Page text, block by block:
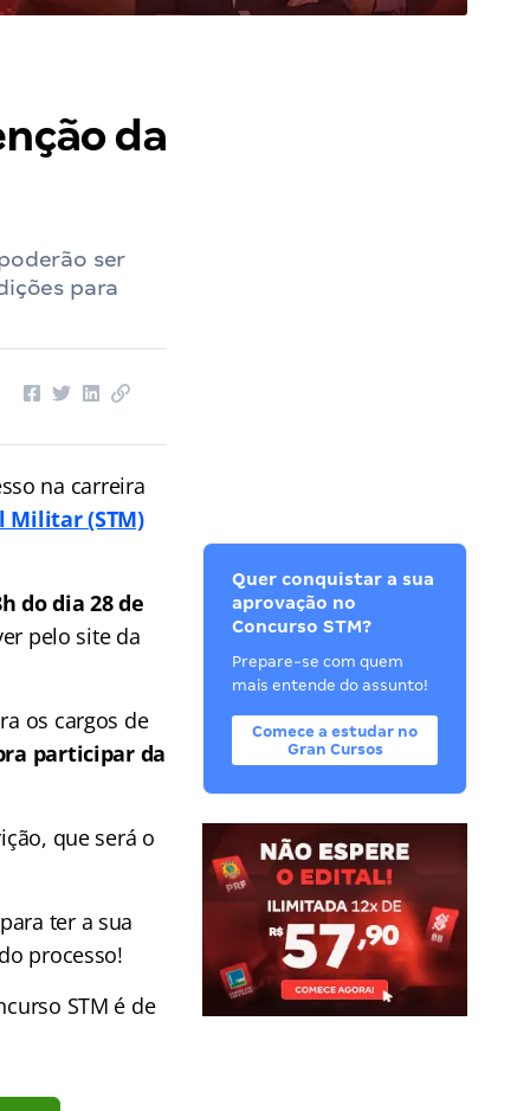
da
ser
para
na carreira
Militar (STM)
do dia 28 de
pelo site da
os cargos de
participar da
que será o
ter a sua
processo!
STM é de
Quer conquistar a sua
aprovação no
Concurso STM?
Prepare-se com quem
mais entende do assunto!
Comece a estudar no
Gran Cursos